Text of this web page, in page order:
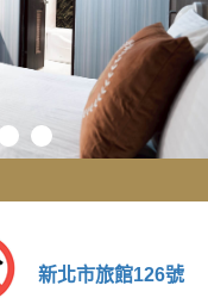
新北市旅館126號